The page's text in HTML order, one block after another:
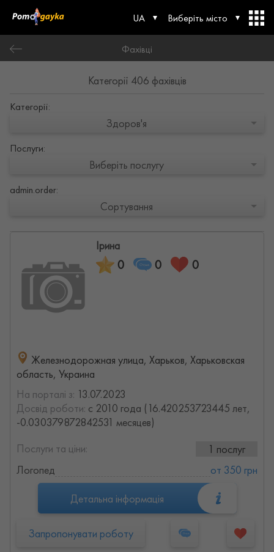
UA Виберіть місто
Фахівці
Категорії 406 фахівців
Категорії:
Здоров'я
Послуги:
Виберіть послугу
admin.order:
Сортування
Ірина
0 0 0
Железнодорожная улица, Харьков, Харьковская
область, Украина
На порталі з: 13.07.2023
Досвід роботи: с 2010 года (16.420253723445 лет,
-0.030379872842531 месяцев)
Послуги та ціни:
1 послуг
Логопед
от 350 грн
Детальна інформація
Запропонувати роботу